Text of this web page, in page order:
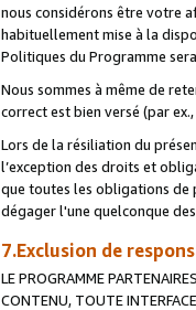
nous considérons être votre
habituellement mise à la
Politiques du Programme
Nous sommes à même de
correct est bien versé (par
Lors de la résiliation du
l’exception des droits et
que toutes les obligations de
dégager l'une quelconque
7.Exclusion de
LE PROGRAMME
CONTENU, TOUTE